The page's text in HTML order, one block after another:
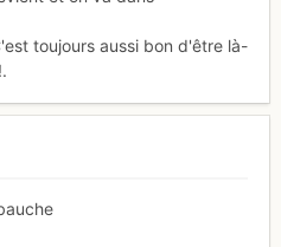
toujours aussi bon d'être là-